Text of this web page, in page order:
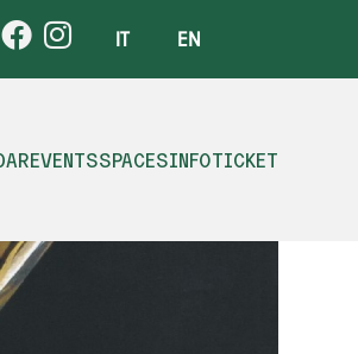
IT EN
EVENTSSPACESINFOTICKET